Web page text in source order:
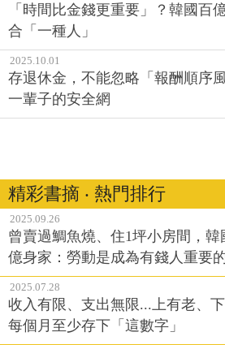
「時間比金錢更重要」？韓國百
合「一種人」
2025.10.01
存退休金，不能忽略「報酬順序
一輩子的安全網
精彩書摘 ‧ 熱門排行
2025.09.26
曾賣過鯛魚燒、住1坪小房間，
億身家：勞動是成為有錢人重要
2025.07.28
收入有限、支出無限...上有老、
每個月至少存下「這數字」